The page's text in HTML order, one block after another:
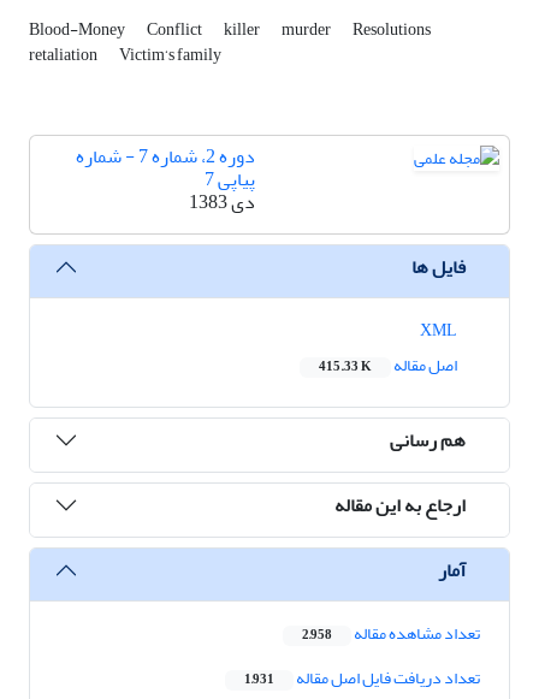
Blood-Money Conflict killer murder Resolutions
retaliation Victim‘s family
دوره 2، شماره 7 - شماره
پیاپی 7
دی 1383
فایل ها
اصل مقاله
415.33 K
هم رسانی
ارجاع به این مقاله
آمار
تعداد مشاهده مقاله 2,958
تعداد دریافت فایل اصل مقاله 1,931